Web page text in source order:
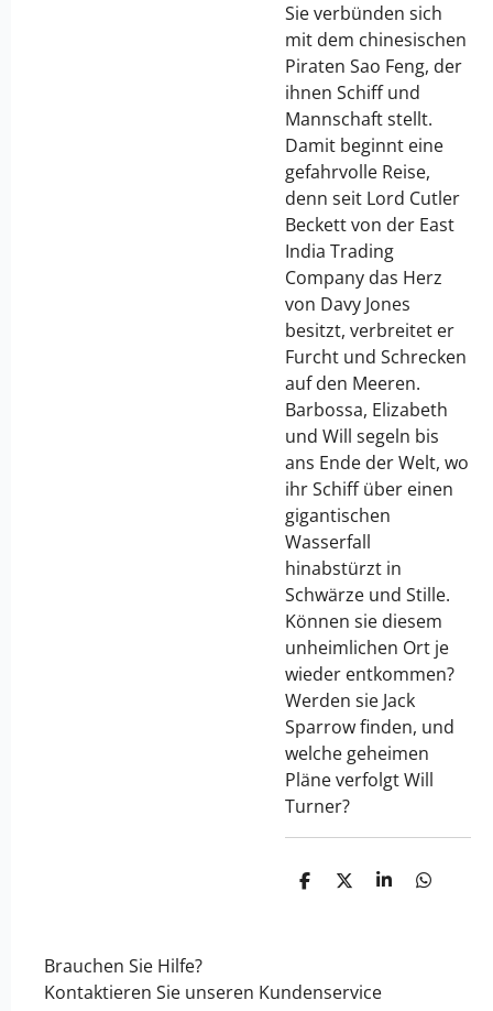
Sie verbünden sich
mit dem chinesischen
Piraten Sao Feng, der
ihnen Schiff und
Mannschaft stellt.
Damit beginnt eine
gefahrvolle Reise,
denn seit Lord Cutler
Beckett von der East
India Trading
Company das Herz
von Davy Jones
besitzt, verbreitet er
Furcht und Schrecken
auf den Meeren.
Barbossa, Elizabeth
und Will segeln bis
ans Ende der Welt, wo
ihr Schiff über einen
gigantischen
Wasserfall
hinabstürzt in
Schwärze und Stille.
Können sie diesem
unheimlichen Ort je
wieder entkommen?
Werden sie Jack
Sparrow finden, und
welche geheimen
Pläne verfolgt Will
Turner?
T
T
T
T
Brauchen Sie Hilfe?
Kontaktieren Sie unseren Kundenservice